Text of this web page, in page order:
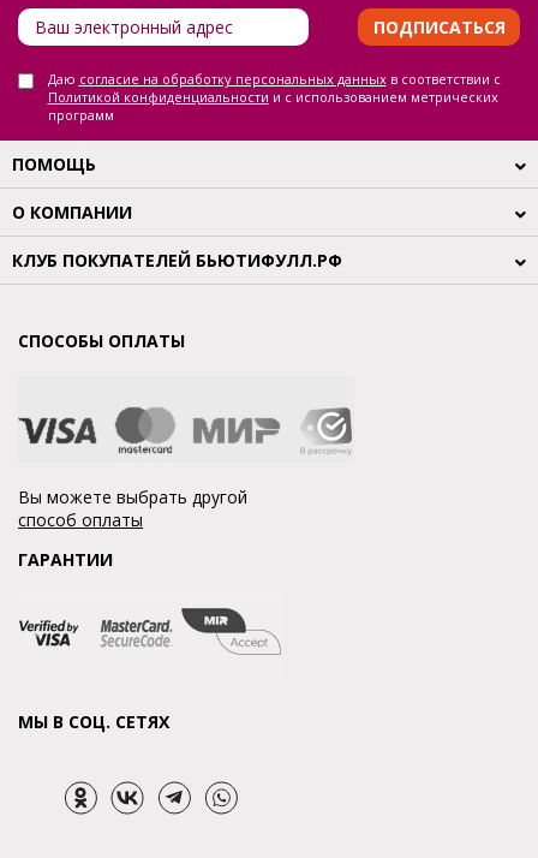
ПОДПИСАТЬСЯ
Даю согласие на обработку персональных данныхв соответствии с
Политикой конфиденциальности и с использованием метрических
программ
ПОМОЩЬ
О КОМПАНИИ
КЛУБ ПОКУПАТЕЛЕЙ БЬЮТИФУЛЛ.РФ
СПОСОБЫ ОПЛАТЫ
Вы можете выбрать другой
способ оплаты
ГАРАНТИИ
МЫ В СОЦ. СЕТЯХ